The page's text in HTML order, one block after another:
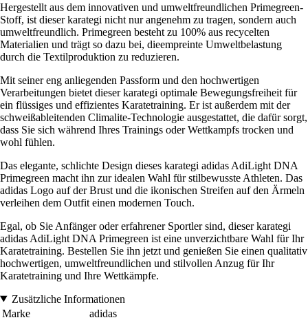
Hergestellt aus dem innovativen und umweltfreundlichen Primegreen-
Stoff, ist dieser karategi nicht nur angenehm zu tragen, sondern auch
umweltfreundlich. Primegreen besteht zu 100% aus recycelten
Materialien und trägt so dazu bei, dieempreinte Umweltbelastung
durch die Textilproduktion zu reduzieren.
Mit seiner eng anliegenden Passform und den hochwertigen
Verarbeitungen bietet dieser karategi optimale Bewegungsfreiheit für
ein flüssiges und effizientes Karatetraining. Er ist außerdem mit der
schweißableitenden Climalite-Technologie ausgestattet, die dafür sorgt,
dass Sie sich während Ihres Trainings oder Wettkampfs trocken und
wohl fühlen.
Das elegante, schlichte Design dieses karategi adidas AdiLight DNA
Primegreen macht ihn zur idealen Wahl für stilbewusste Athleten. Das
adidas Logo auf der Brust und die ikonischen Streifen auf den Ärmeln
verleihen dem Outfit einen modernen Touch.
Egal, ob Sie Anfänger oder erfahrener Sportler sind, dieser karategi
adidas AdiLight DNA Primegreen ist eine unverzichtbare Wahl für Ihr
Karatetraining. Bestellen Sie ihn jetzt und genießen Sie einen qualitativ
hochwertigen, umweltfreundlichen und stilvollen Anzug für Ihr
Karatetraining und Ihre Wettkämpfe.
Zusätzliche Informationen
Marke
adidas